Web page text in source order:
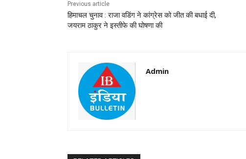
Previous article
हिमाचल चुनाव : राजा वडिंग ने कांग्रेस को जीत की बधाई दी,
जयराम ठाकुर ने इस्तीफे की घोषणा की
Admin